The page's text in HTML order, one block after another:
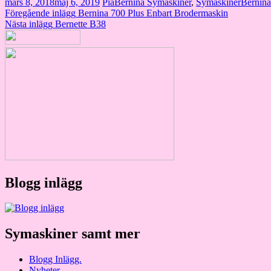
Inläggsnavigering
Föregående inlägg Bernina 700 Plus Enbart Brodermaskin
Nästa inlägg Bernette B38
Blogg inlägg
Symaskiner samt mer
Blogg Inlägg.